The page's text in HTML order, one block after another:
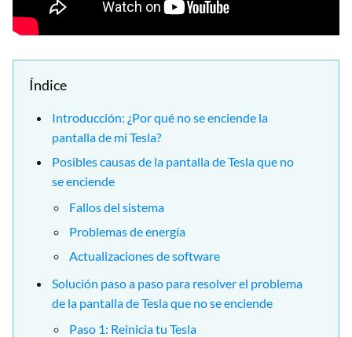
Índice
Introducción: ¿Por qué no se enciende la
pantalla de mi Tesla?
Posibles causas de la pantalla de Tesla que no
se enciende
Fallos del sistema
Problemas de energía
Actualizaciones de software
Solución paso a paso para resolver el problema
de la pantalla de Tesla que no se enciende
Paso 1: Reinicia tu Tesla